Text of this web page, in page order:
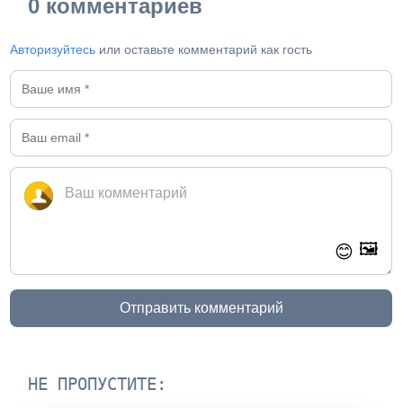
0 комментариев
Авторизуйтесь или оставьте комментарий как гость
😊 🖼️
Отправить комментарий
НЕ ПРОПУСТИТЕ: